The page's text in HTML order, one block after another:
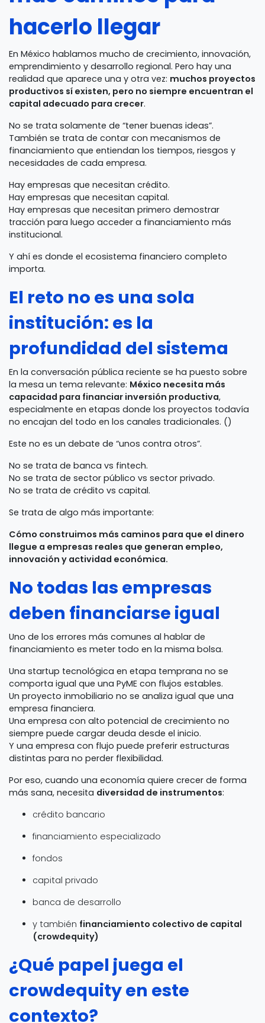
hacerlo llegar
En México hablamos mucho de crecimiento, innovación,
emprendimiento y desarrollo regional. Pero hay una
realidad que aparece una y otra vez: muchos proyectos
productivos sí existen, pero no siempre encuentran el
capital adecuado para crecer.
No se trata solamente de “tener buenas ideas”.
También se trata de contar con mecanismos de
financiamiento que entiendan los tiempos, riesgos y
necesidades de cada empresa.
Hay empresas que necesitan crédito.
Hay empresas que necesitan capital.
Hay empresas que necesitan primero demostrar
tracción para luego acceder a financiamiento más
institucional.
Y ahí es donde el ecosistema financiero completo
importa.
El reto no es una sola
institución: es la
profundidad del sistema
En la conversación pública reciente se ha puesto sobre
la mesa un tema relevante: México necesita más
capacidad para financiar inversión productiva,
especialmente en etapas donde los proyectos todavía
no encajan del todo en los canales tradicionales. ()
Este no es un debate de “unos contra otros”.
No se trata de banca vs fintech.
No se trata de sector público vs sector privado.
No se trata de crédito vs capital.
Se trata de algo más importante:
Cómo construimos más caminos para que el dinero
llegue a empresas reales que generan empleo,
innovación y actividad económica.
No todas las empresas
deben financiarse igual
Uno de los errores más comunes al hablar de
financiamiento es meter todo en la misma bolsa.
Una startup tecnológica en etapa temprana no se
comporta igual que una PyME con flujos estables.
Un proyecto inmobiliario no se analiza igual que una
empresa financiera.
Una empresa con alto potencial de crecimiento no
siempre puede cargar deuda desde el inicio.
Y una empresa con flujo puede preferir estructuras
distintas para no perder flexibilidad.
Por eso, cuando una economía quiere crecer de forma
más sana, necesita diversidad de instrumentos:
crédito bancario
financiamiento especializado
fondos
capital privado
banca de desarrollo
y también financiamiento colectivo de capital
(crowdequity)
¿Qué papel juega el
crowdequity en este
contexto?